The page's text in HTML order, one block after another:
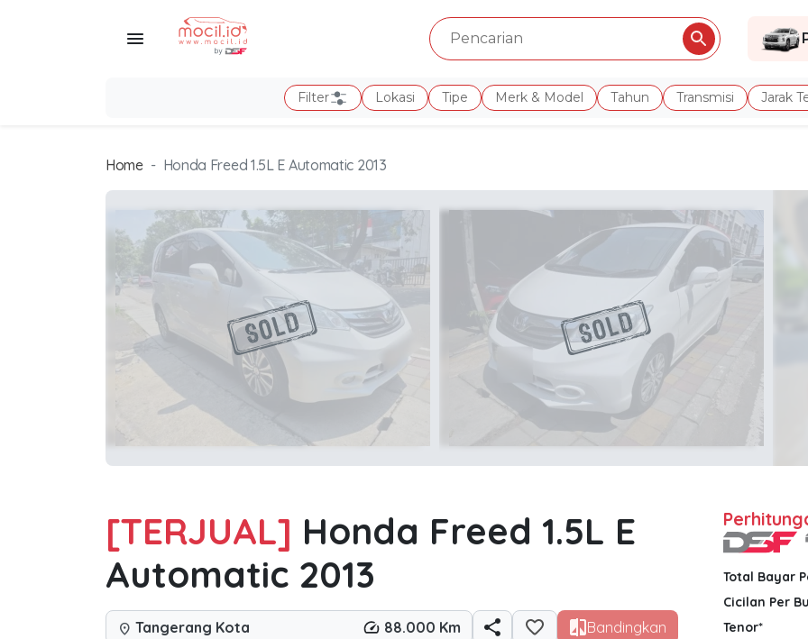
Filter Lokasi Tipe Merk & Model Tahun Transmisi Jarak
Home Honda Freed 1.5L E Automatic 2013
[TERJUAL] Honda Freed 1.5L E
Automatic 2013
location_on Tangerang Kota 88.000 Km Bandingkan
Total Bayar
Cicilan Per
Tenor*